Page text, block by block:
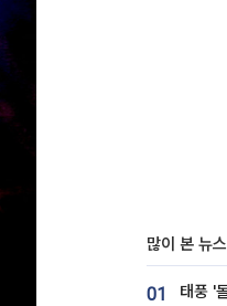
많이 본 뉴스
01